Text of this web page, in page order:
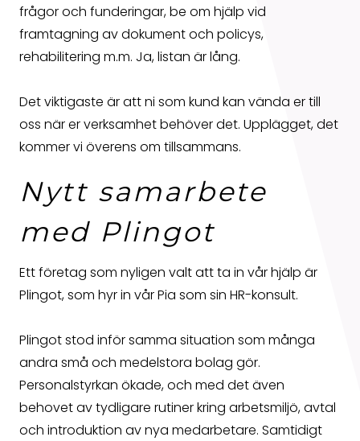
frågor och funderingar, be om hjälp vid
framtagning av dokument och policys,
rehabilitering m.m. Ja, listan är lång.
Det viktigaste är att ni som kund kan vända er till
oss när er verksamhet behöver det. Upplägget, det
kommer vi överens om tillsammans.
Nytt samarbete
med Plingot
Ett företag som nyligen valt att ta in vår hjälp är
Plingot, som hyr in vår Pia som sin HR-konsult.
Plingot stod inför samma situation som många
andra små och medelstora bolag gör.
Personalstyrkan ökade, och med det även
behovet av tydligare rutiner kring arbetsmiljö, avtal
och introduktion av nya medarbetare. Samtidigt